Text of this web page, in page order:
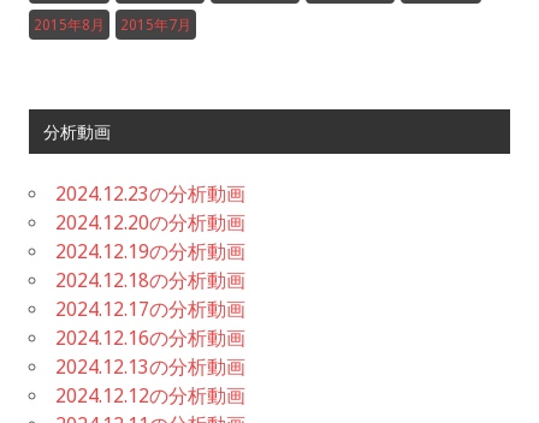
2015年8月 2015年7月
分析動画
2024.12.23の分析動画
2024.12.20の分析動画
2024.12.19の分析動画
2024.12.18の分析動画
2024.12.17の分析動画
2024.12.16の分析動画
2024.12.13の分析動画
2024.12.12の分析動画